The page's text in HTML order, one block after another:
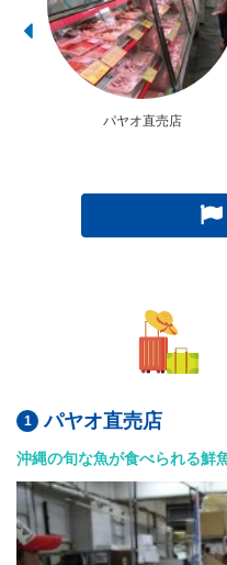
パヤオ直売店
パヤオ直売店
沖縄の旬な魚が食べられる鮮